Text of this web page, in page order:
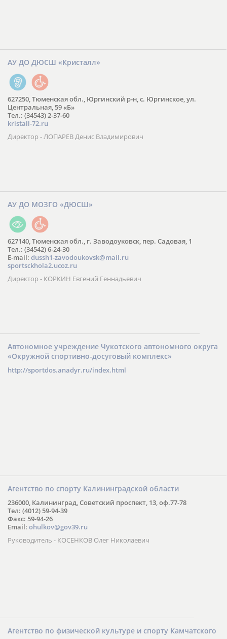
АУ ДО ДЮСШ «Кристалл»
627250, Тюменская обл., Юргинский р-н, с. Юргинское, ул.
Центральная, 59 «Б»
Тел.: (34543) 2-37-60
kristall-72.ru
Директор - ЛОПАРЕВ Денис Владимирович
АУ ДО МОЗГО «ДЮСШ»
627140, Тюменская обл., г. Заводоуковск, пер. Садовая, 1
Тел.: (34542) 6-24-30
​E-mail: dussh1-zavodoukovsk@mail.ru
sportsckhola2.ucoz.ru
Директор - КОРКИН Евгений Геннадьевич
Автономное учреждение Чукотского автономного округа
«Окружной спортивно-досуговый комплекс»
http://sportdos.anadyr.ru/index.html
Агентство по спорту Калининградской области
236000, Калининград, Советский проспект, 13, оф.77-78
Тел: (4012) 59-94-39
Факс: 59-94-26
Email: ohulkov@gov39.ru
Руководитель - КОСЕНКОВ Олег Николаевич
Агентство по физической культуре и спорту Камчатского